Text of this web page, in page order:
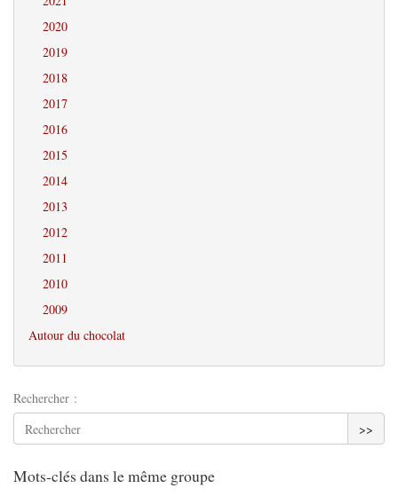
2020
2019
2018
2017
2016
2015
2014
2013
2012
2011
2010
2009
Autour du chocolat
Rechercher :
>>
Mots-clés dans le même groupe